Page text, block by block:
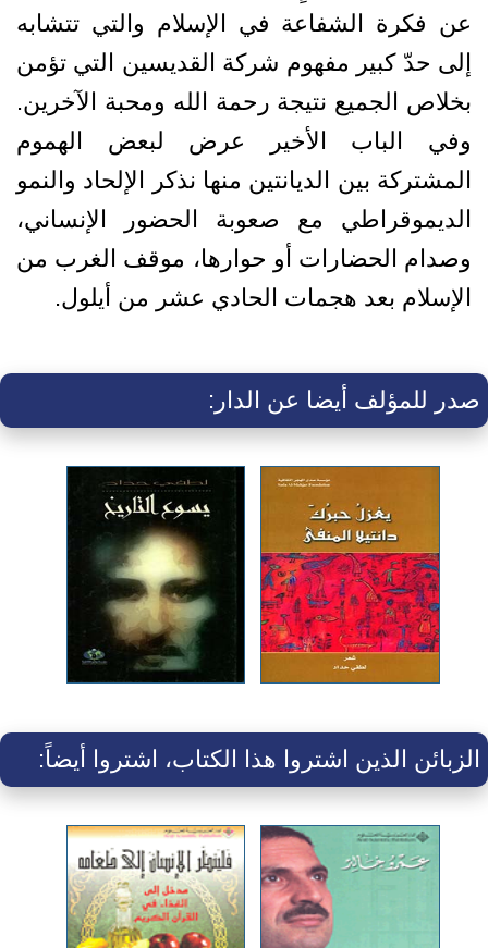
عن فكرة الشفاعة في الإسلام والتي تتشابه
إلى حدّ كبير مفهوم شركة القديسين التي تؤمن
بخلاص الجميع نتيجة رحمة الله ومحبة الآخرين.
وفي الباب الأخير عرض لبعض الهموم
المشتركة بين الديانتين منها نذكر الإلحاد والنمو
الديموقراطي مع صعوبة الحضور الإنساني،
وصدام الحضارات أو حوارها، موقف الغرب من
الإسلام بعد هجمات الحادي عشر من أيلول.
صدر للمؤلف أيضا عن الدار:
الزبائن الذين اشتروا هذا الكتاب، اشتروا أيضاً: